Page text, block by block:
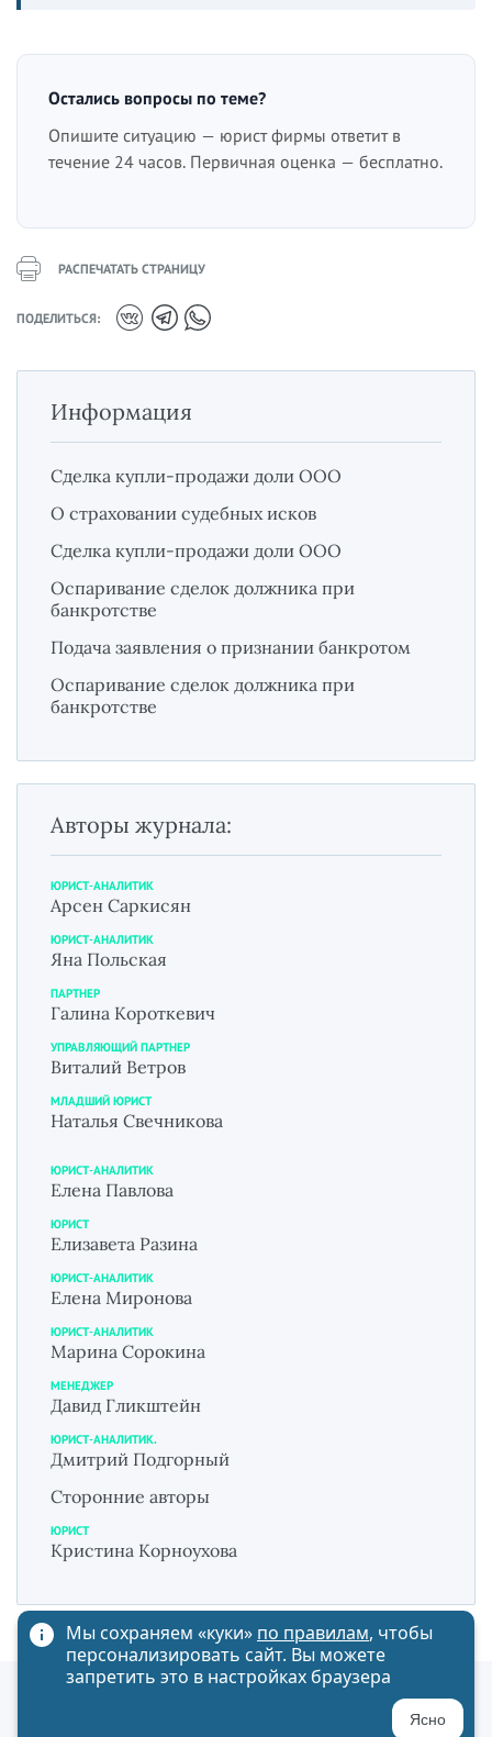
Остались вопросы по теме?
Опишите ситуацию — юрист фирмы ответит в
течение 24 часов. Первичная оценка — бесплатно.
РАСПЕЧАТАТЬ СТРАНИЦУ
ПОДЕЛИТЬСЯ:
Информация
Сделка купли-продажи доли ООО
О страховании судебных исков
Сделка купли-продажи доли ООО
Оспаривание сделок должника при
банкротстве
Подача заявления о признании банкротом
Оспаривание сделок должника при
банкротстве
Авторы журнала:
ЮРИСТ-АНАЛИТИК
Арсен Саркисян
ЮРИСТ-АНАЛИТИК
Яна Польская
ПАРТНЕР
Галина Короткевич
УПРАВЛЯЮЩИЙ ПАРТНЕР
Виталий Ветров
МЛАДШИЙ ЮРИСТ
Наталья Свечникова
ЮРИСТ-АНАЛИТИК
Елена Павлова
ЮРИСТ
Елизавета Разина
ЮРИСТ-АНАЛИТИК
Елена Миронова
ЮРИСТ-АНАЛИТИК
Марина Сорокина
МЕНЕДЖЕР
Давид Гликштейн
ЮРИСТ-АНАЛИТИК.
Дмитрий Подгорный
Сторонние авторы
ЮРИСТ
Кристина Корноухова
Политика обработки персональных данных
Мы сохраняем «куки» по правилам, чтобы
персонализировать сайт. Вы можете
запретить это в настройках браузера
Ясно